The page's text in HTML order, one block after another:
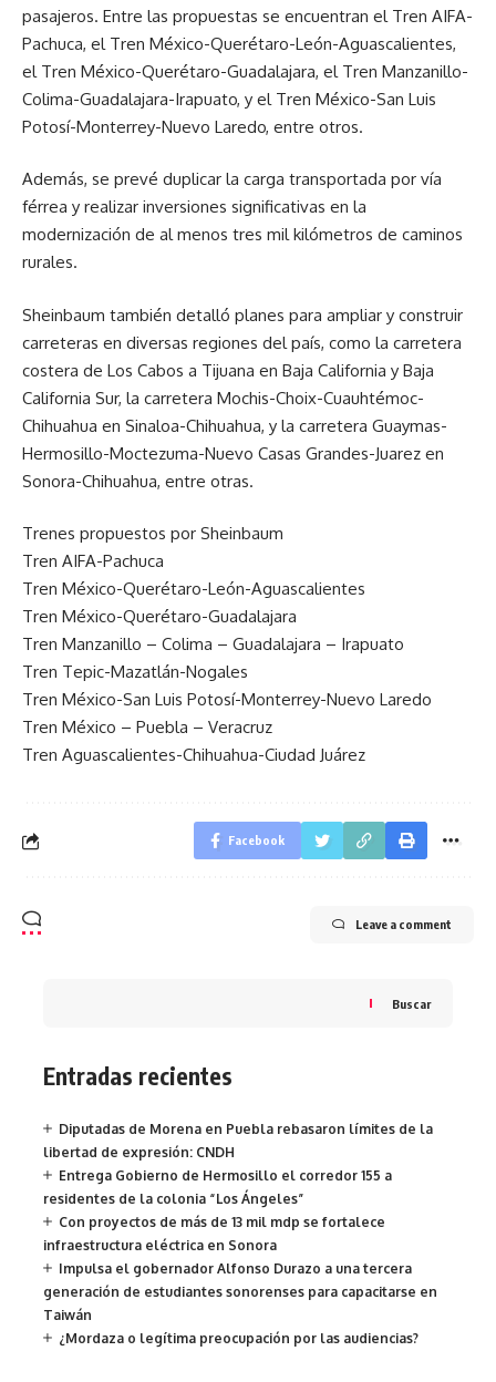
pasajeros. Entre las propuestas se encuentran el Tren AIFA-
Pachuca, el Tren México-Querétaro-León-Aguascalientes,
el Tren México-Querétaro-Guadalajara, el Tren Manzanillo-
Colima-Guadalajara-Irapuato, y el Tren México-San Luis
Potosí-Monterrey-Nuevo Laredo, entre otros.
Además, se prevé duplicar la carga transportada por vía
férrea y realizar inversiones significativas en la
modernización de al menos tres mil kilómetros de caminos
rurales.
Sheinbaum también detalló planes para ampliar y construir
carreteras en diversas regiones del país, como la carretera
costera de Los Cabos a Tijuana en Baja California y Baja
California Sur, la carretera Mochis-Choix-Cuauhtémoc-
Chihuahua en Sinaloa-Chihuahua, y la carretera Guaymas-
Hermosillo-Moctezuma-Nuevo Casas Grandes-Juarez en
Sonora-Chihuahua, entre otras.
Trenes propuestos por Sheinbaum
Tren AIFA-Pachuca
Tren México-Querétaro-León-Aguascalientes
Tren México-Querétaro-Guadalajara
Tren Manzanillo – Colima – Guadalajara – Irapuato
Tren Tepic-Mazatlán-Nogales
Tren México-San Luis Potosí-Monterrey-Nuevo Laredo
Tren México – Puebla – Veracruz
Tren Aguascalientes-Chihuahua-Ciudad Juárez
Facebook
Leave a comment
Buscar
Entradas recientes
Diputadas de Morena en Puebla rebasaron límites de la
libertad de expresión: CNDH
Entrega Gobierno de Hermosillo el corredor 155 a
residentes de la colonia “Los Ángeles”
Con proyectos de más de 13 mil mdp se fortalece
infraestructura eléctrica en Sonora
Impulsa el gobernador Alfonso Durazo a una tercera
generación de estudiantes sonorenses para capacitarse en
Taiwán
¿Mordaza o legítima preocupación por las audiencias?